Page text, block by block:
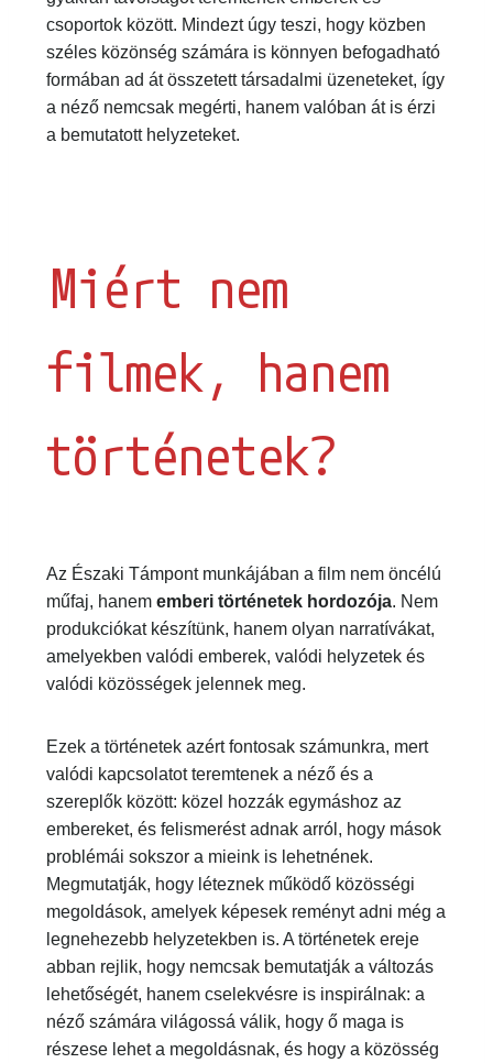
gyakran távolságot teremtenek emberek és
csoportok között. Mindezt úgy teszi, hogy közben
széles közönség számára is könnyen
befogadható formában ad át összetett társadalmi
üzeneteket, így a néző nemcsak megérti, hanem
Miért nem
filmek, hanem
történetek?
Az Északi Támpont munkájában a film nem
öncélú műfaj, hanem
emberi történetek
hordozója
. Nem produkciókat készítünk, hanem
olyan narratívákat, amelyekben valódi emberek,
Ezek a történetek azért fontosak számunkra, mert
valódi kapcsolatot teremtenek a néző és a
szereplők között: közel hozzák egymáshoz az
embereket, és felismerést adnak arról, hogy
mások problémái sokszor a mieink is lehetnének.
Megmutatják, hogy léteznek működő közösségi
megoldások, amelyek képesek reményt adni
még a legnehezebb helyzetekben is. A történetek
ereje abban rejlik, hogy nemcsak bemutatják a
változás lehetőségét, hanem cselekvésre is